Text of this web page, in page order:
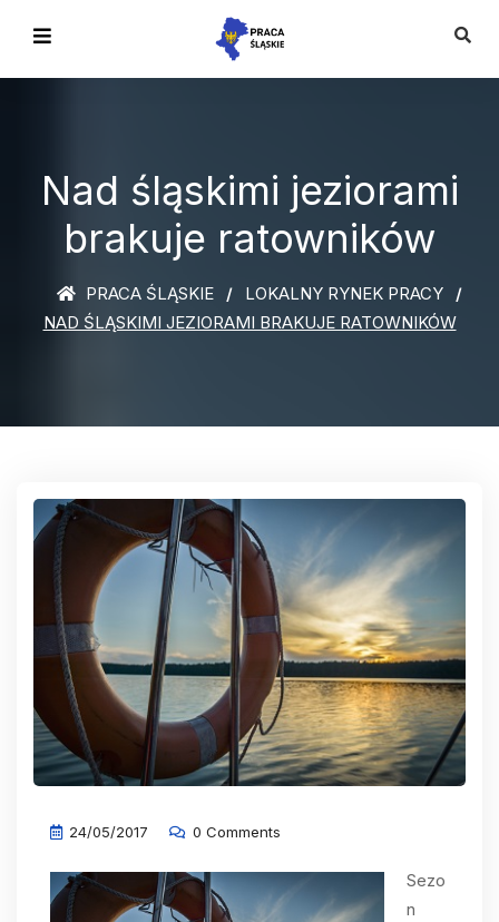
Nad śląskimi jeziorami
brakuje ratowników
PRACA ŚLĄSKIE
LOKALNY RYNEK PRACY
NAD ŚLĄSKIMI JEZIORAMI BRAKUJE RATOWNIKÓW
24/05/2017 0 Comments
Sezo
n